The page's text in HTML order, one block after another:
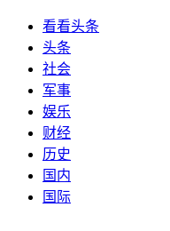
看看头条
头条
社会
军事
娱乐
财经
历史
国内
国际